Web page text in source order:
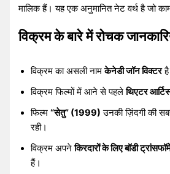
मालिक हैं। यह एक अनुमानित नेट वर्थ है जो काम
विक्रम के बारे में रोचक
विक्रम का असली नामकेनेडी जॉन विक्टर
विक्रम फिल्मों में आने से पहलेथिएटर
फिल्म“सेतु” (1999) उनकी ज़िंदगी की
रही।
विक्रम अपनेकिरदारों के लिए बॉडी
हैं।